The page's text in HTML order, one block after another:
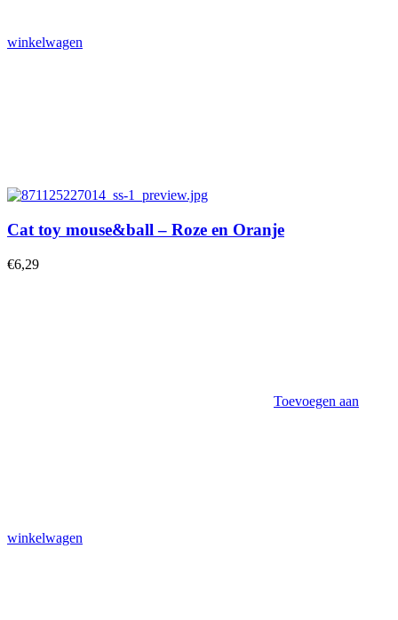
winkelwagen
Cat toy mouse&ball – Roze en Oranje
€6,29
Toevoegen aan
winkelwagen